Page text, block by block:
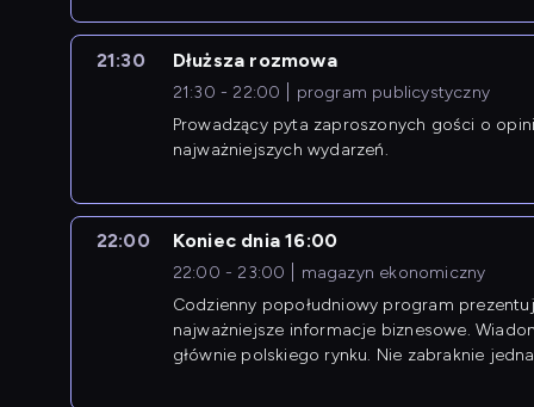
21:30 Dłuższa rozmowa
21:30 - 22:00
program publicystyczny
Prowadzący pyta zaproszonych gości o
najważniejszych wydarzeń.
22:00 Koniec dnia 16:00
22:00 - 23:00
magazyn ekonomiczny
Codzienny popołudniowy program
najważniejsze informacje biznesowe.
głównie polskiego rynku. Nie zabraknie